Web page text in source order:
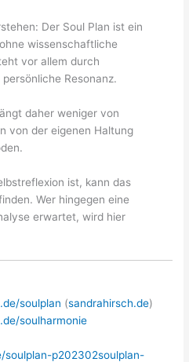
Der Soul Plan ist ein
wissenschaftliche
vor allem durch
Resonanz.
daher weniger von
von der eigenen Haltung
ist, kann das
Wer hingegen eine
erwartet, wird hier
soulplan (sandrahirsch.de)
soulharmonie
soulplan-p202302soulplan-